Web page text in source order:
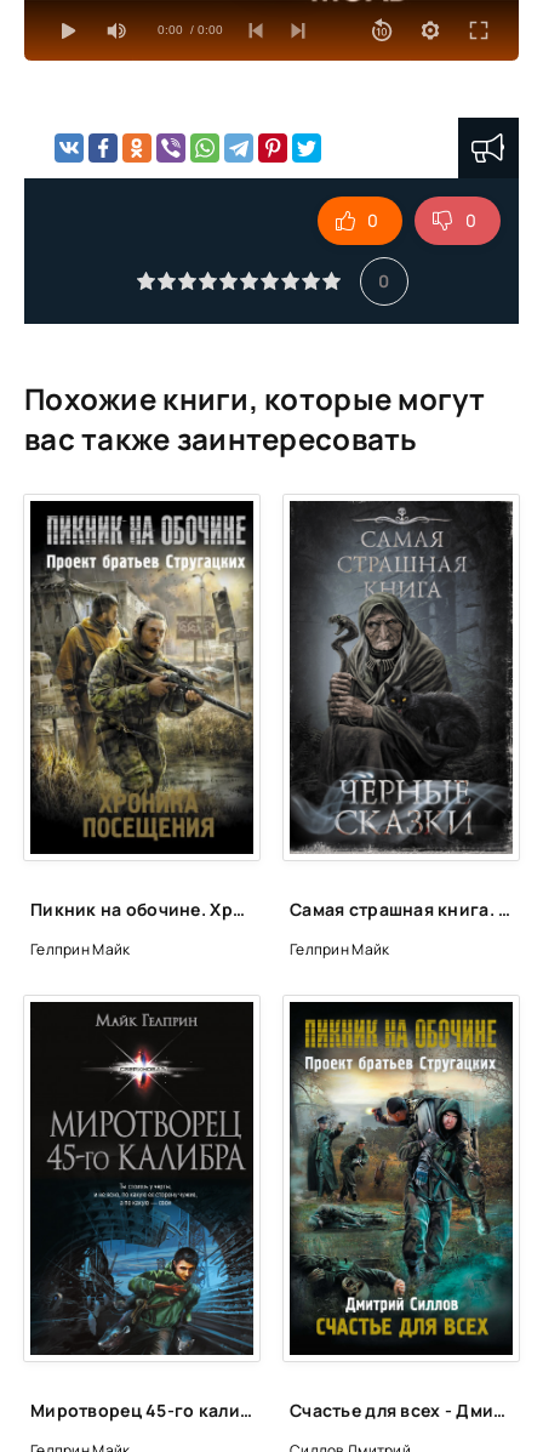
0:00 / 0:00
0
0 0
Похожие книги, которые могут
вас также заинтересовать
Пикник на обочине. Хроника Посещения - Майк Гелприн, Вадим Филоненко
Гелприн Майк
Самая страшная книга. Черные сказки
Гелприн Майк
Миротворец 45-го калибра - Майк Гелприн Счастье для всех - Дмитрий Силлов